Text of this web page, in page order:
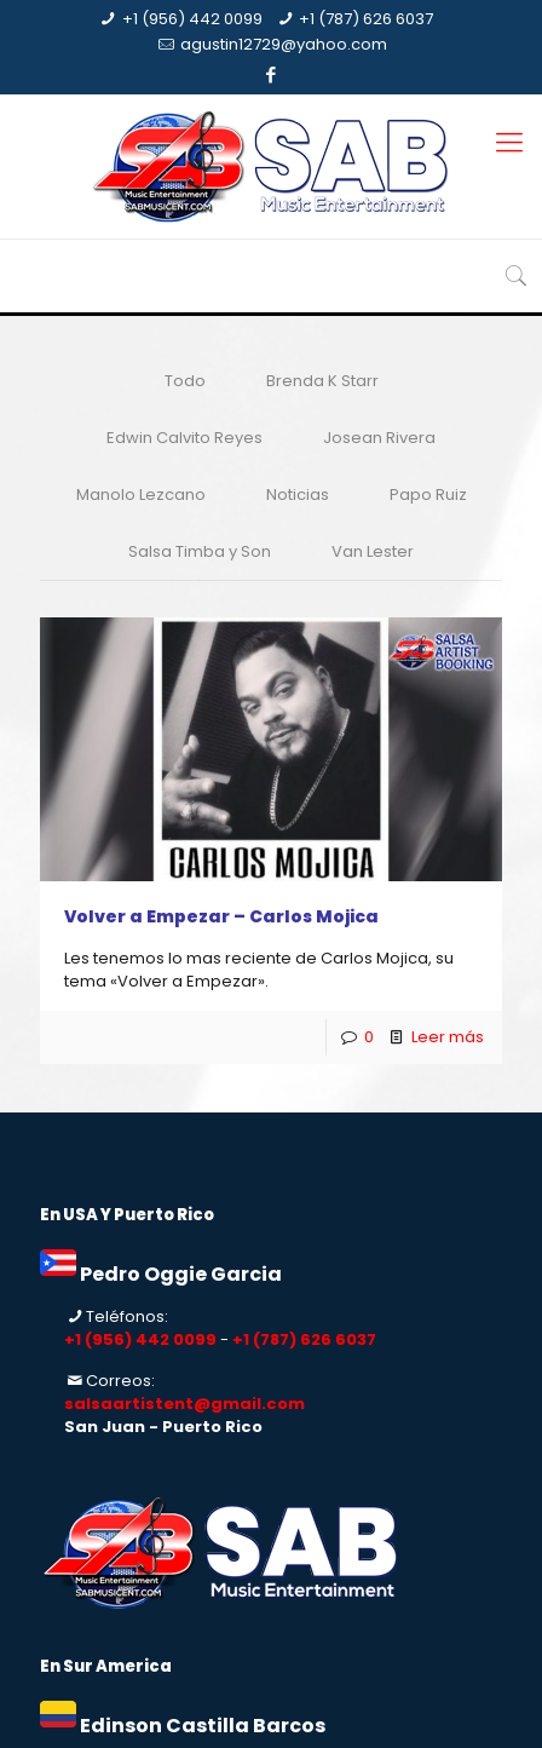
+1 (956) 442 0099
+1 (787) 626 6037
agustin12729@yahoo.com
Todo Brenda K Starr
Edwin Calvito Reyes Josean Rivera
Manolo Lezcano Noticias Papo Ruiz
Salsa Timba y Son Van Lester
Volver a Empezar – Carlos Mojica
Les tenemos lo mas reciente de Carlos Mojica, su
tema «Volver a Empezar».
0 Leer más
En USA Y Puerto Rico
Pedro Oggie Garcia
Teléfonos:
+1 (956) 442 0099 - +1 (787) 626 6037
Correos:
salsaartistent@gmail.com
San Juan - Puerto Rico
En Sur America
Edinson Castilla Barcos